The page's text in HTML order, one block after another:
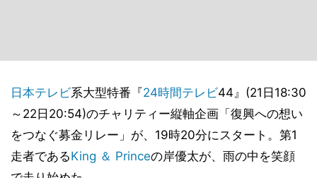
日本テレビ系大型特番『24時間テレビ44』(21日18:30
～22日20:54)のチャリティー縦軸企画「復興への想い
をつなぐ募金リレー」が、19時20分にスタート。第1
走者であるKing ＆ Princeの岸優太が、雨の中を笑顔